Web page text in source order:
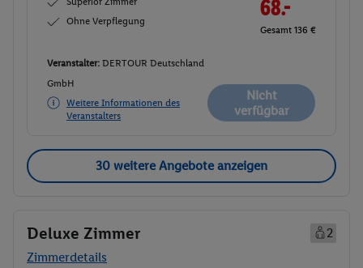
Ohne Verpflegung
68.-
Gesamt 136 €
Veranstalter: DERTOUR Deutschland
GmbH
Weitere Informationen des
Veranstalters
Nicht
verfügbar
30 weitere Angebote anzeigen
Deluxe Zimmer
2
Zimmerdetails